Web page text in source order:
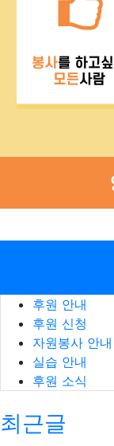
후원 안내
후원 신청
자원봉사 안내
실습 안내
후원 소식
최근글